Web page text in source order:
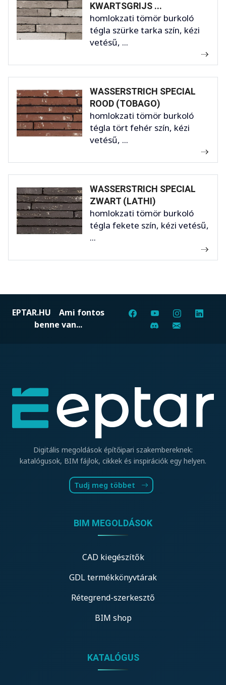
KWARTSGRIJS ...
homlokzati tömör burkoló
tégla szürke tarka szín, kézi
vetésű, ...
WASSERSTRICH SPECIAL
ROOD (TOBAGO)
homlokzati tömör burkoló
tégla tört fehér szín, kézi
vetésű, ...
WASSERSTRICH SPECIAL
ZWART (LATHI)
homlokzati tömör burkoló
tégla fekete szín, kézi vetésű,
...
EPTAR.HU Ami fontos
benne van...
Digitális megoldások építőipari szakembereknek:
katalógusok, BIM fájlok, cikkek és inspirációk egy helyen.
Tudj meg többet
BIM MEGOLDÁSOK
CAD kiegészítők
GDL termékkönyvtárak
Rétegrend-szerkesztő
BIM shop
KATALÓGUS